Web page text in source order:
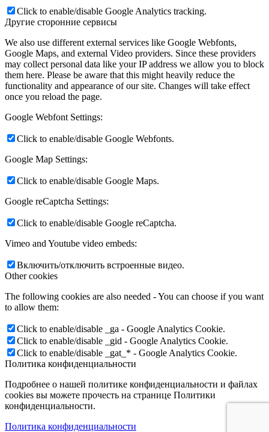
Click to enable/disable Google Analytics tracking.
Другие сторонние сервисы
We also use different external services like Google Webfonts,
Google Maps, and external Video providers. Since these providers
may collect personal data like your IP address we allow you to block
them here. Please be aware that this might heavily reduce the
functionality and appearance of our site. Changes will take effect
once you reload the page.
Google Webfont Settings:
Click to enable/disable Google Webfonts.
Google Map Settings:
Click to enable/disable Google Maps.
Google reCaptcha Settings:
Click to enable/disable Google reCaptcha.
Vimeo and Youtube video embeds:
Включить/отключить встроенные видео.
Other cookies
The following cookies are also needed - You can choose if you want
to allow them:
Click to enable/disable _ga - Google Analytics Cookie.
Click to enable/disable _gid - Google Analytics Cookie.
Click to enable/disable _gat_* - Google Analytics Cookie.
Политика конфиденциальности
Подробнее о нашей политике конфиденциальности и файлах
cookies вы можете прочесть на странице Политики
конфиденциальности.
Политика конфиденциальности